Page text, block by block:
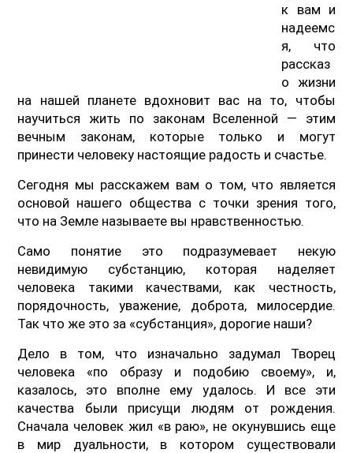
к вам и
надеемс
я, что
рассказ
о жизни
на нашей планете вдохновит вас на то, чтобы
научиться жить по законам Вселенной — этим
вечным законам, которые только и могут
принести человеку настоящие радость и счастье.
Сегодня мы расскажем вам о том, что является
основой нашего общества с точки зрения того,
что на Земле называете вы нравственностью.
Само понятие это подразумевает некую
невидимую субстанцию, которая наделяет
человека такими качествами, как честность,
порядочность, уважение, доброта, милосердие.
Так что же это за «субстанция», дорогие наши?
Дело в том, что изначально задумал Творец
человека «по образу и подобию своему», и,
казалось, это вполне ему удалось. И все эти
качества были присущи людям от рождения.
Сначала человек жил «в раю», не окунувшись еще
в мир дуальности, в котором существовали